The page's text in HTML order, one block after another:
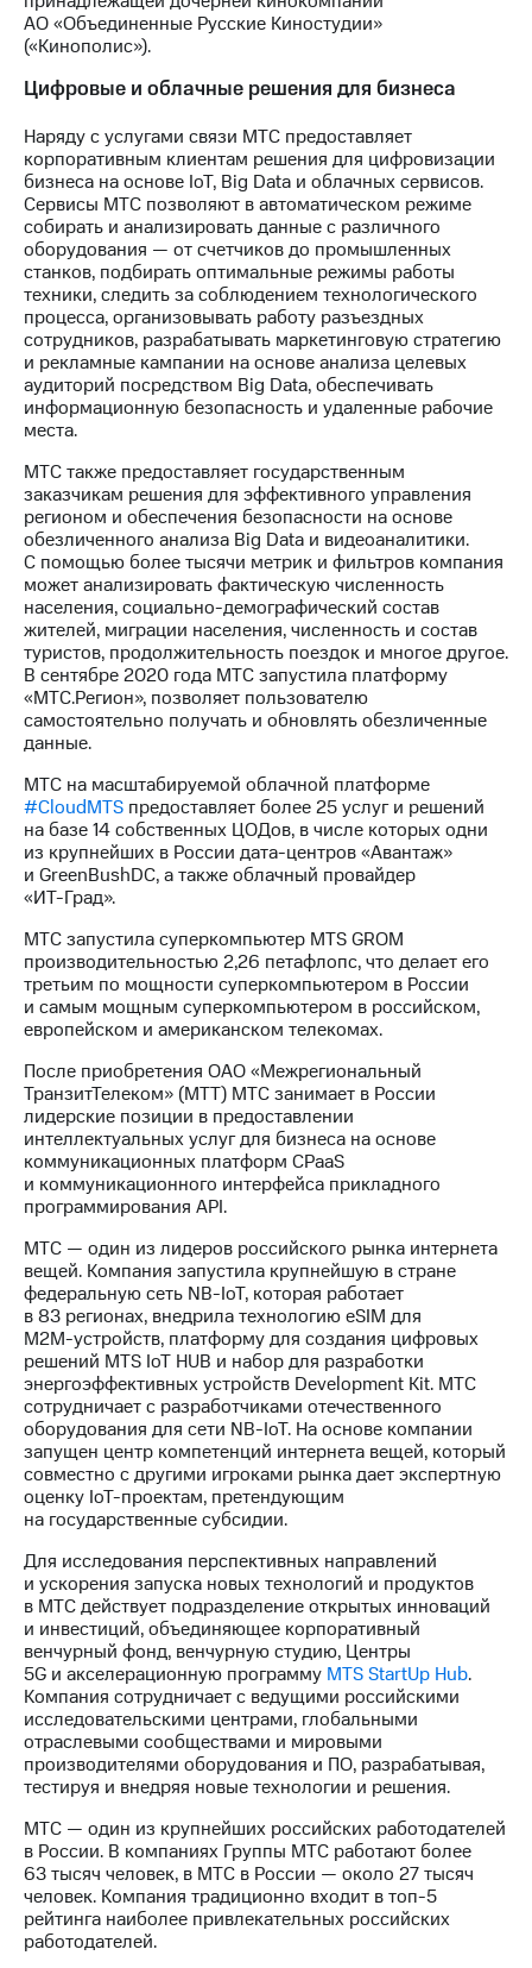
АО «Объединенные Русские Киностудии»
(«Кинополис»).
Цифровые и облачные решения для бизнеса
Наряду с услугами связи МТС предоставляет
корпоративным клиентам решения для цифровизации
бизнеса на основе IoT, Big Data и облачных сервисов.
Сервисы МТС позволяют в автоматическом режиме
собирать и анализировать данные с различного
оборудования — от счетчиков до промышленных
станков, подбирать оптимальные режимы работы
техники, следить за соблюдением технологического
процесса, организовывать работу разъездных
сотрудников, разрабатывать маркетинговую стратегию
и рекламные кампании на основе анализа целевых
аудиторий посредством Big Data, обеспечивать
информационную безопасность и удаленные рабочие
места.
МТС также предоставляет государственным
заказчикам решения для эффективного управления
регионом и обеспечения безопасности на основе
обезличенного анализа Big Data и видеоаналитики.
С помощью более тысячи метрик и фильтров компания
может анализировать фактическую численность
населения,социально-демографический состав
жителей, миграции населения, численность и состав
туристов, продолжительность поездок и многое другое.
В сентябре 2020 года МТС запустила платформу
«МТС.Регион», позволяет пользователю
самостоятельно получать и обновлять обезличенные
данные.
МТС на масштабируемой облачной платформе
#CloudМТS предоставляет более 25 услуг и решений
на базе 14 собственных ЦОДов, в числе которых одни
из крупнейших в России дата-центров«Авантаж»
и GreenBushDC, а также облачный провайдер
«ИТ-Град».
МТС запустила суперкомпьютер MTS GROM
производительностью 2,26 петафлопс, что делает его
третьим по мощности суперкомпьютером в России
и самым мощным суперкомпьютером в российском,
европейском и американском телекомах.
После приобретения ОАО «Межрегиональный
ТранзитТелеком» (МТТ) МТС занимает в России
лидерские позиции в предоставлении
интеллектуальных услуг для бизнеса на основе
коммуникационных платформ CPaaS
и коммуникационного интерфейса прикладного
программирования API.
МТС — один из лидеров российского рынка интернета
вещей. Компания запустила крупнейшую в стране
федеральную сеть NB-IoT, которая работает
в 83 регионах, внедрила технологию eSIM для
М2М-устройств, платформу для создания цифровых
решений MTS IoT HUВ и набор для разработки
энергоэффективных устройств Development Kit. МТС
сотрудничает с разработчиками отечественного
оборудования для сети NB-IoT. На основе компании
запущен центр компетенций интернета вещей, который
совместно с другими игроками рынка дает экспертную
оценку IoT-проектам, претендующим
на государственные субсидии.
Для исследования перспективных направлений
и ускорения запуска новых технологий и продуктов
в МТС действует подразделение открытых инноваций
и инвестиций, объединяющее корпоративный
венчурный фонд, венчурную студию, Центры
5G и акселерационную программу MTS StartUp Hub.
Компания сотрудничает с ведущими российскими
исследовательскими центрами, глобальными
отраслевыми сообществами и мировыми
производителями оборудования и ПО, разрабатывая,
тестируя и внедряя новые технологии и решения.
МТС — один из крупнейших российских работодателей
в России. В компаниях Группы МТС работают более
63 тысяч человек, в МТС в России — около 27 тысяч
человек. Компания традиционно входит втоп-5
рейтинга наиболее привлекательных российских
работодателей.